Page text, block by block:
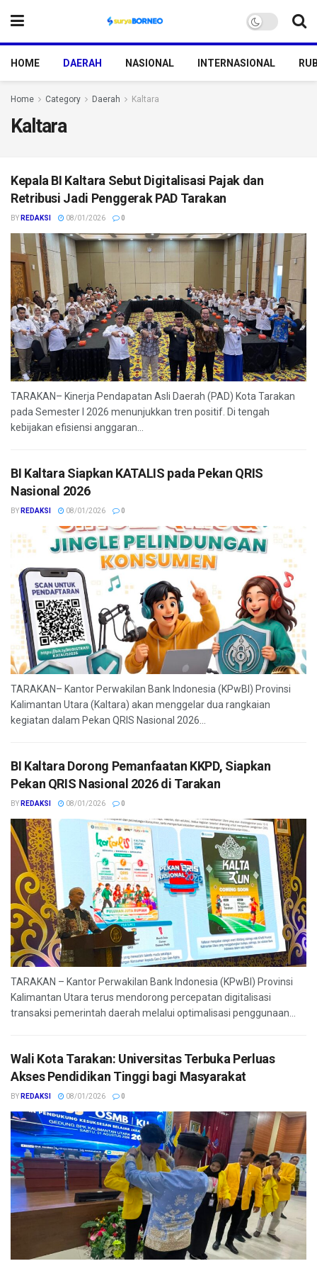
HOME DAERAH NASIONAL INTERNASIONAL
Home Category Daerah Kaltara
Kaltara
Kepala BI Kaltara Sebut Digitalisasi Pajak dan
Retribusi Jadi Penggerak PAD Tarakan
BY REDAKSI 08/01/2026 0
TARAKAN– Kinerja Pendapatan Asli Daerah (PAD) Kota Tarakan
pada Semester I 2026 menunjukkan tren positif. Di tengah
kebijakan efisiensi anggaran...
BI Kaltara Siapkan KATALIS pada Pekan QRIS
Nasional 2026
BY REDAKSI 08/01/2026 0
TARAKAN– Kantor Perwakilan Bank Indonesia (KPwBI) Provinsi
Kalimantan Utara (Kaltara) akan menggelar dua rangkaian
kegiatan dalam Pekan QRIS Nasional 2026...
BI Kaltara Dorong Pemanfaatan KKPD, Siapkan
Pekan QRIS Nasional 2026 di Tarakan
BY REDAKSI 08/01/2026 0
TARAKAN – Kantor Perwakilan Bank Indonesia (KPwBI) Provinsi
Kalimantan Utara terus mendorong percepatan digitalisasi
transaksi pemerintah daerah melalui optimalisasi penggunaan...
Wali Kota Tarakan: Universitas Terbuka Perluas
Akses Pendidikan Tinggi bagi Masyarakat
BY REDAKSI 08/01/2026 0